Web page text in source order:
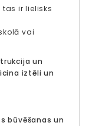
tas ir lielisks
vai
un
iztēli un
būvēšanas un